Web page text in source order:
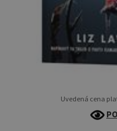
Uvedená cena